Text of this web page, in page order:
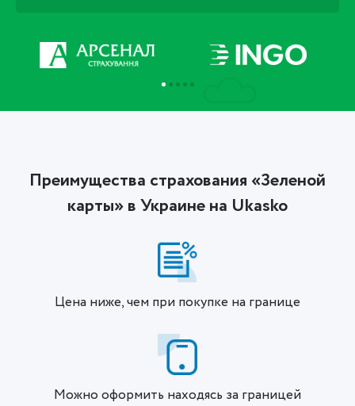
Преимущества страхования «Зеленой
карты» в Украине на Ukasko
Цена ниже, чем при покупке на границе
Можно оформить находясь за границей